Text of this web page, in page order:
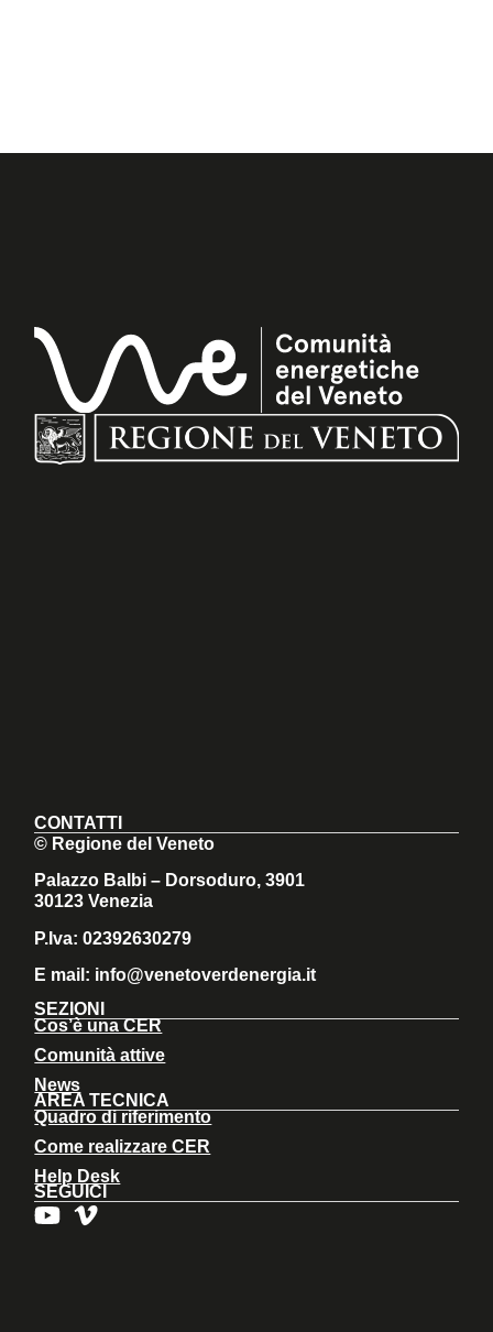
CONTATTI
© Regione del Veneto
Palazzo Balbi – Dorsoduro, 3901
30123 Venezia
P.Iva: 02392630279
E mail: info@venetoverdenergia.it
SEZIONI
Cos’è una CER
Comunità attive
News
AREA TECNICA
Quadro di riferimento
Come realizzare CER
Help Desk
SEGUICI